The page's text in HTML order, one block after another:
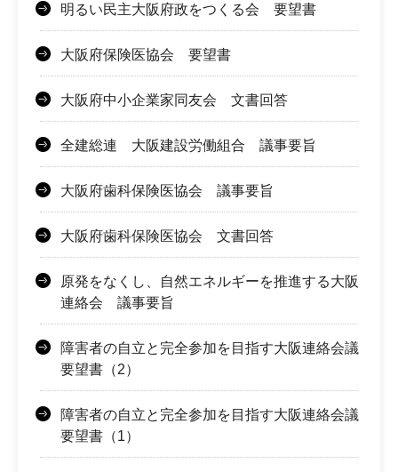
明るい民主大阪府政をつくる会 要望書
大阪府保険医協会 要望書
大阪府中小企業家同友会 文書回答
全建総連 大阪建設労働組合 議事要旨
大阪府歯科保険医協会 議事要旨
大阪府歯科保険医協会 文書回答
原発をなくし、自然エネルギーを推進する大阪
連絡会 議事要旨
障害者の自立と完全参加を目指す大阪連絡会議
要望書（2）
障害者の自立と完全参加を目指す大阪連絡会議
要望書（1）